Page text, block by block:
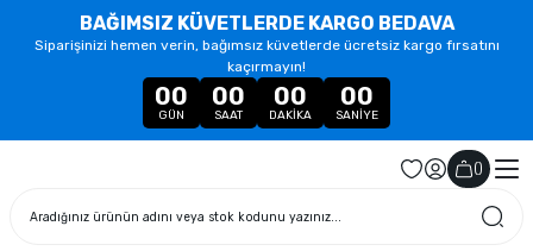
BAĞIMSIZ KÜVETLERDE KARGO BEDAVA
Siparişinizi hemen verin, bağımsız küvetlerde ücretsiz kargo fırsatını
kaçırmayın!
00
GÜN
00
SAAT
00
DAKIKA
00
SANIYE
()